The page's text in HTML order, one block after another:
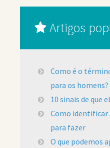
Artigos
Como é o
para os homens?
10 sinais de que
Como identificar
para fazer
O que podemos